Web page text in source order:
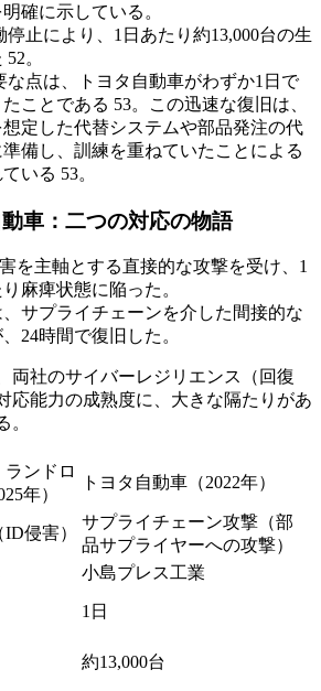
確に示している。
停止により、1日あたり約13,000台の生
。
な点は、トヨタ自動車がわずか1日で
ことである 53。この迅速な復旧は、
定した代替システムや部品発注の代
備し、訓練を重ねていたことによる
いる 53。
車：二つの対応の物語
を主軸とする直接的な攻撃を受け、1
麻痺状態に陥った。
、サプライチェーンを介した間接的な
24時間で復旧した。
両社のサイバーレジリエンス（回復
応能力の成熟度に、大きな隔たりがあ
。
ランドロ
年）
トヨタ自動車（2022年）
侵害）
サプライチェーン攻撃（部
品サプライヤーへの攻撃）
小島プレス工業
1日
約13,000台